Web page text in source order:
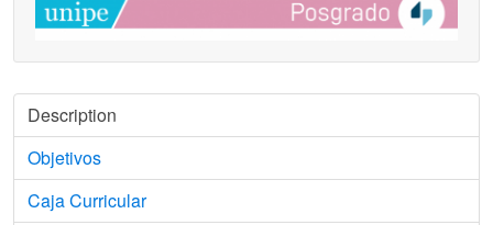
Description
Objetivos
Caja Curricular